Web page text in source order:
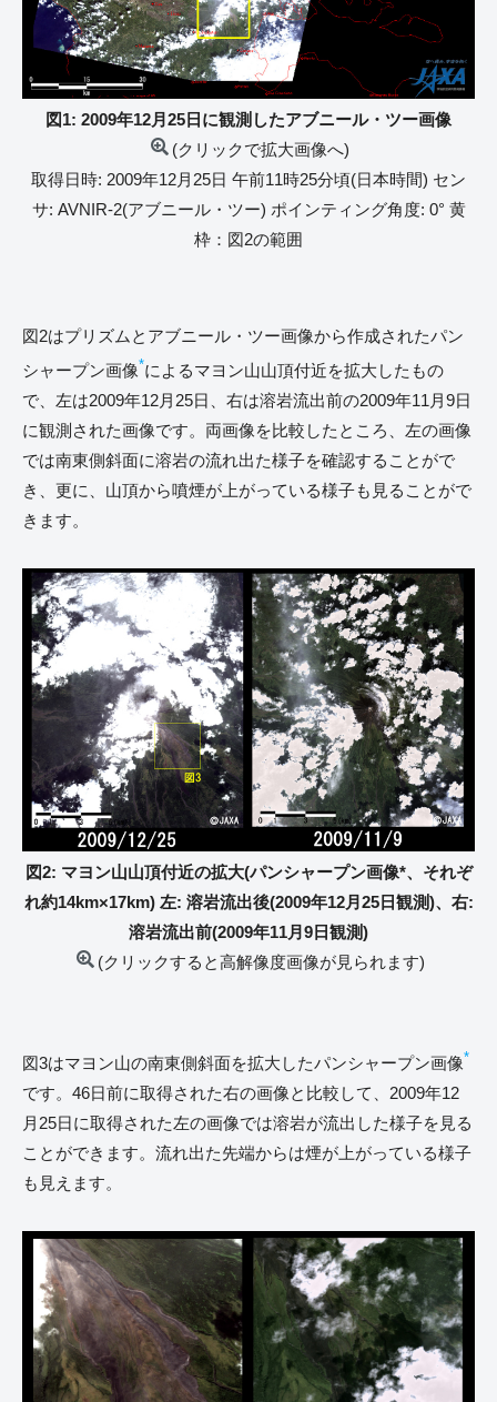
図1: 2009年12月25日に観測したアブニール・ツー画像
(クリックで拡大画像へ)
取得日時: 2009年12月25日 午前11時25分頃(日本時間) セン
サ: AVNIR-2(アブニール・ツー) ポインティング角度: 0° 黄
枠：図2の範囲
図2はプリズムとアブニール・ツー画像から作成されたパン
シャープン画像*によるマヨン山山頂付近を拡大したもの
で、左は2009年12月25日、右は溶岩流出前の2009年11月9日
に観測された画像です。両画像を比較したところ、左の画像
では南東側斜面に溶岩の流れ出た様子を確認することがで
き、更に、山頂から噴煙が上がっている様子も見ることがで
きます。
図2: マヨン山山頂付近の拡大(パンシャープン画像*、それぞ
れ約14km×17km) 左: 溶岩流出後(2009年12月25日観測)、右:
溶岩流出前(2009年11月9日観測)
(クリックすると高解像度画像が見られます)
図3はマヨン山の南東側斜面を拡大したパンシャープン画像*
です。46日前に取得された右の画像と比較して、2009年12
月25日に取得された左の画像では溶岩が流出した様子を見る
ことができます。流れ出た先端からは煙が上がっている様子
も見えます。